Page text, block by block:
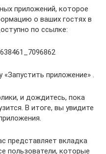
приложений, которое
о ваших гостях в
по ссылке:
приложение» .
и дождитесь, пока
В итоге, вы увидите
представляет вкладка
пользователи, которые